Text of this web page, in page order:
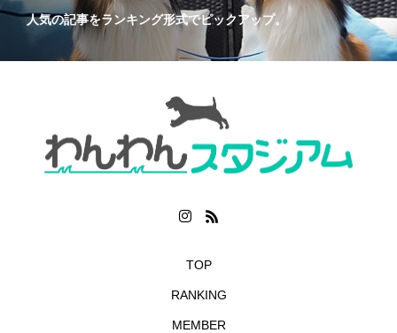
人気の記事をランキング形式でピックアップ。
TOP
RANKING
MEMBER